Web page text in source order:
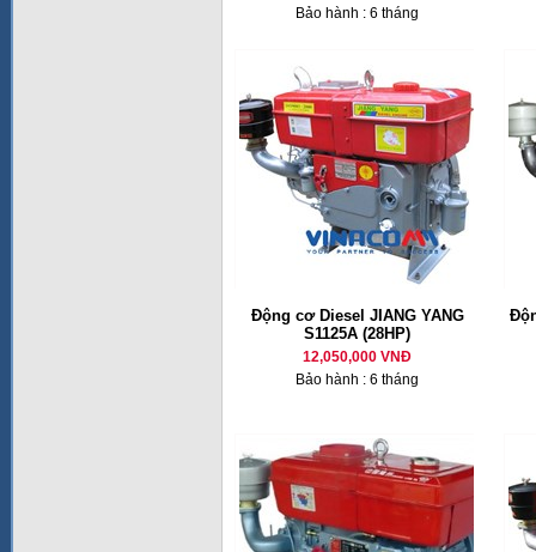
Bảo hành : 6 tháng
Động cơ Diesel JIANG YANG
S1125A (28HP)
12,050,000 VNĐ
Bảo hành : 6 tháng